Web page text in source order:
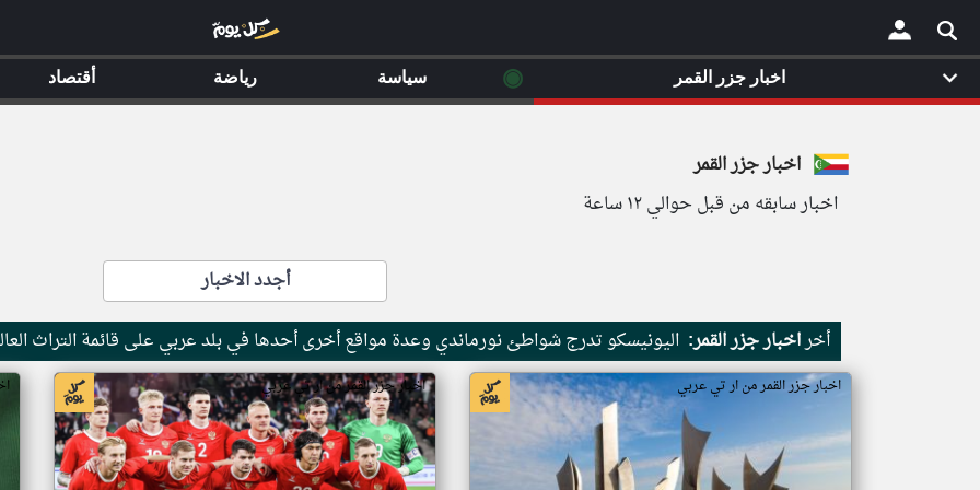
×
اخبار جزر القمر
اخبار سابقه من قبل حوالي ١٢ ساعة
أجدد الاخبار
أخراخبار جزر القمر: اليونيسكو تدرج شواطئ نورماندي وعدة مواقع أخرى أحدها في بلد عربي على قائمة التراث
اخبار جزر القمر من ار تي عربي اخبار جزر القمر من ار تي عربي
اخبار جزر القمر ◉ سياسة رياضة أقتصاد